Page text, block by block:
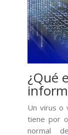
¿Qué
Un virus o
tiene por
normal